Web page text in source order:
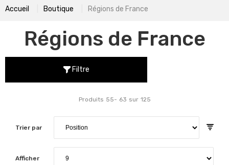
Accueil Boutique Régions de France
Régions de France
Filtre
Trier par
Produits 55- 63 sur 125
Afficher